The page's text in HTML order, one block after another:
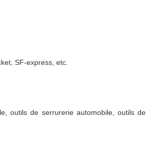
SF-express, etc.
outils de serrurerie automobile, outils de